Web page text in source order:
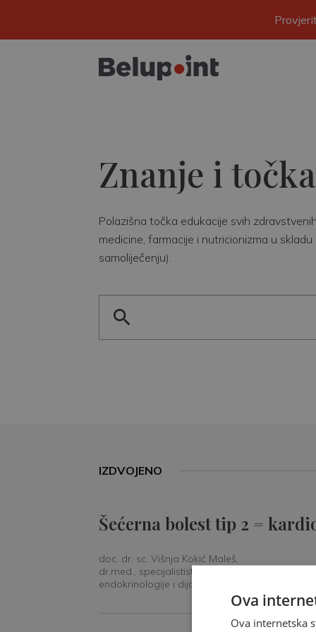
Znanje i točka
Polazišna točka edukacije svih
medicine, farmacije i nutricionizma u
samoliječenju).
IZDVOJENO
Šećerna bolest tip 2 =
doc. dr. sc. Višnja Kokić Maleš,
dr.med., specijalististica
endokrinologije i dijabetologije
Ova
Ova internetska